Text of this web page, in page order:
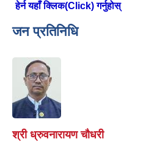
हेर्न यहाँ क्लिक(Click) गर्नुहोस्
जन प्रतिनिधि
श्री ध्रुवनारायण चौधरी